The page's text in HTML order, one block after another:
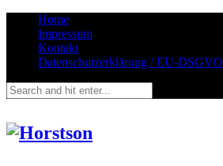
Home
Impressum
Kontakt
Datenschutzerklärung / EU-DSGVO